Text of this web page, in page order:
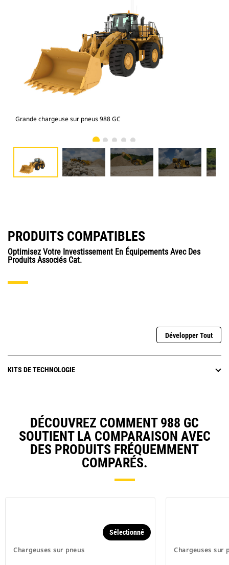
Grande chargeuse sur pneus 988 GC
PRODUITS COMPATIBLES
Optimisez Votre Investissement En Équipements Avec Des
Produits Associés Cat.
Développer Tout
KITS DE TECHNOLOGIE
DÉCOUVREZ COMMENT 988 GC
SOUTIENT LA COMPARAISON AVEC
DES PRODUITS FRÉQUEMMENT
COMPARÉS.
Chargeuses sur pneus
Sélectionné
Chargeuses sur